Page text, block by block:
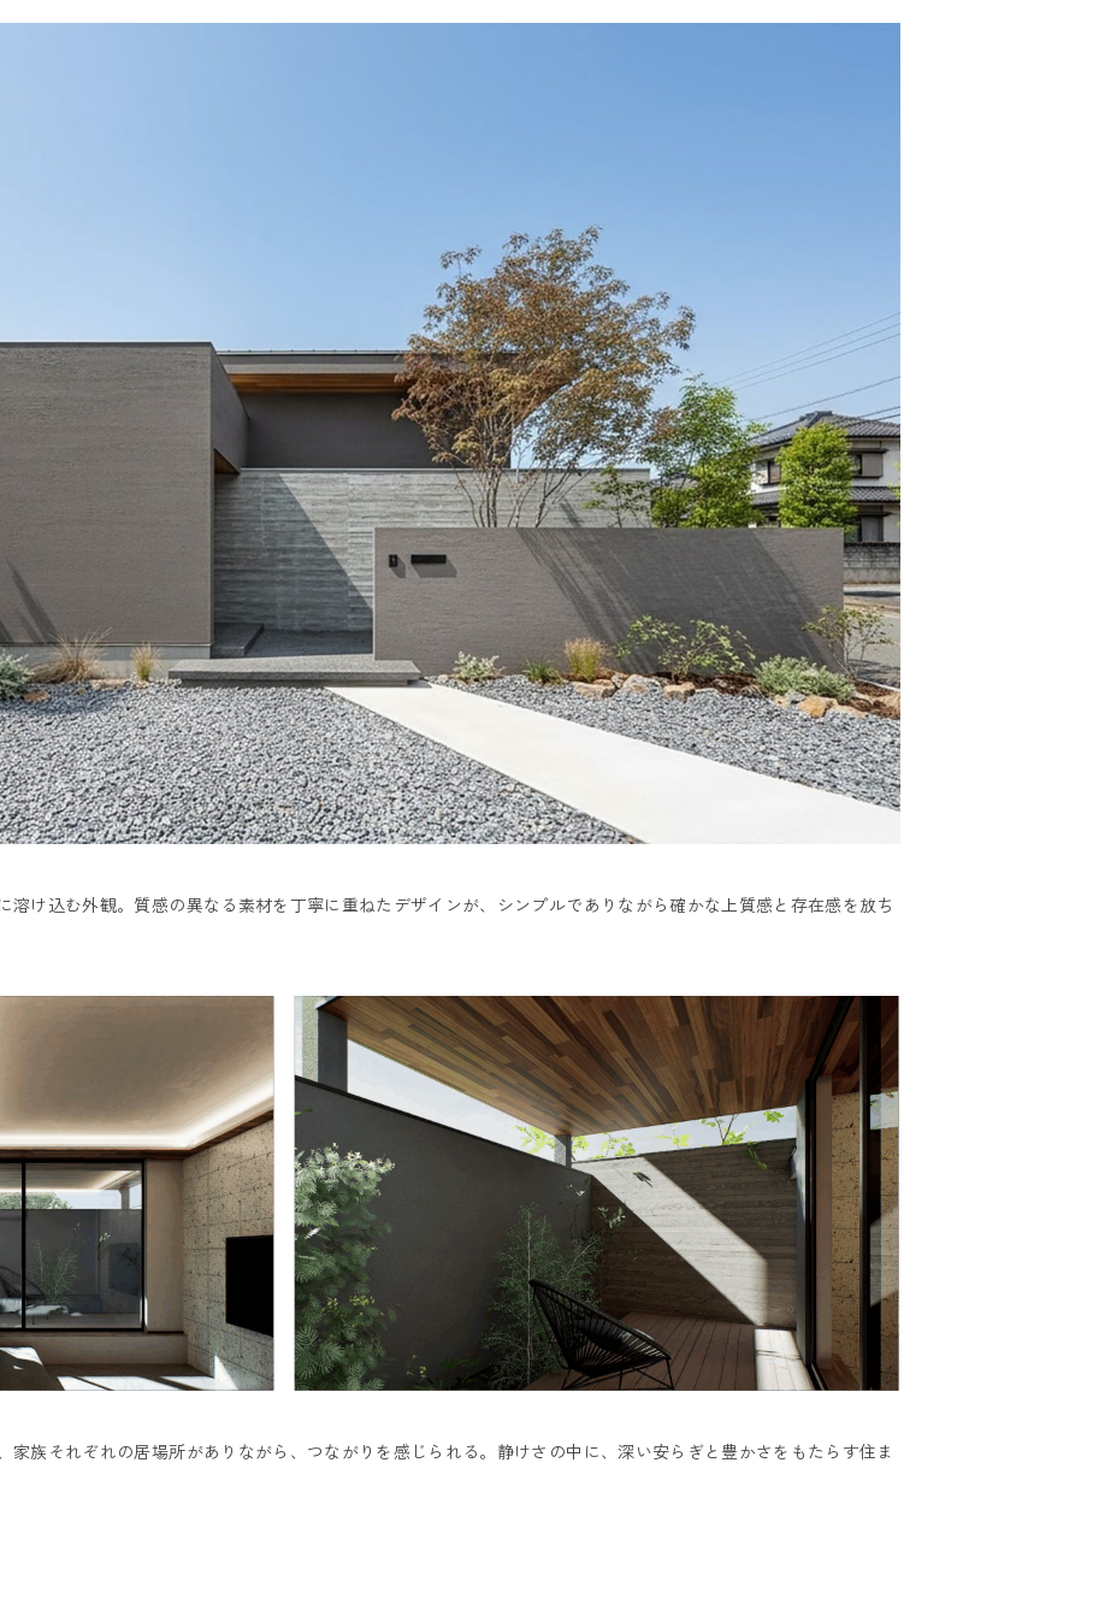
溶け込む外観。質感の異なる素材を丁寧に重ねたデザインが、シンプルでありながら確かな上質感と存在感を放ち
家族それぞれの居場所がありながら、つながりを感じられる。静けさの中に、深い安らぎと豊かさをもたらす住ま